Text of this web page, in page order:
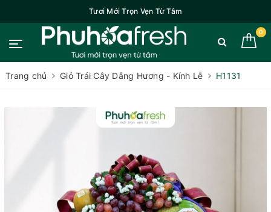
Tươi Mới Trọn Vẹn Từ Tâm
0
Trang chủ Giỏ Trái Cây Dâng Hương - Kính Lễ H1131